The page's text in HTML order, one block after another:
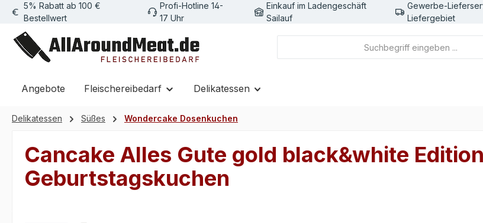
Hauptinhalt springen
Zur Suche springen
Zur Hauptnavigation springen
5% Rabatt ab 100 €
Bestellwert
Profi-Hotline 14-
17 Uhr
Einkauf im Ladengeschäft
Sailauf
Gewerbe-
Liefergebiet
Angebote Fleischereibedarf Delikatessen
Delikatessen Süßes Wondercake Dosenkuchen
Cancake Alles Gute gold black&white
Geburtstagskuchen